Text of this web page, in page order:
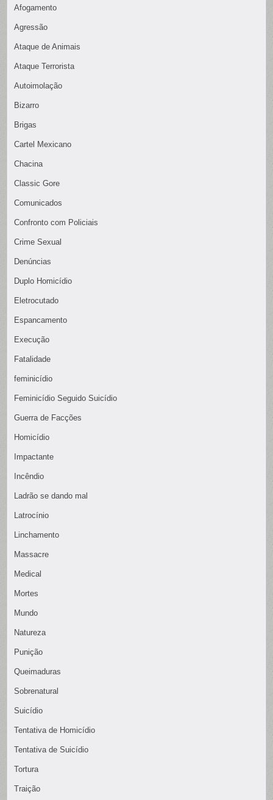
Afogamento
Agressão
Ataque de Animais
Ataque Terrorista
Autoimolação
Bizarro
Brigas
Cartel Mexicano
Chacina
Classic Gore
Comunicados
Confronto com Policiais
Crime Sexual
Denúncias
Duplo Homicídio
Eletrocutado
Espancamento
Execução
Fatalidade
feminicídio
Feminicídio Seguido Suicídio
Guerra de Facções
Homicídio
Impactante
Incêndio
Ladrão se dando mal
Latrocínio
Linchamento
Massacre
Medical
Mortes
Mundo
Natureza
Punição
Queimaduras
Sobrenatural
Suicídio
Tentativa de Homicídio
Tentativa de Suicídio
Tortura
Traição